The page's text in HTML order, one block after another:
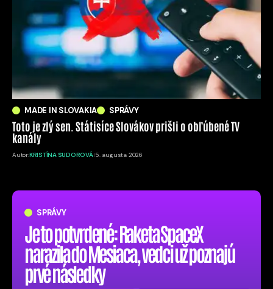
SPRÁVY
Je to potvrdené: Raketa SpaceX
narazila do Mesiaca, vedci už poznajú
prvé následky
MADE IN SLOVAKIA SPRÁVY
Toto je zlý sen. Státisíce Slovákov prišli o obľúbené TV
kanály
Autor:KRISTÍNA SUDOROVÁ 5. augusta 2026